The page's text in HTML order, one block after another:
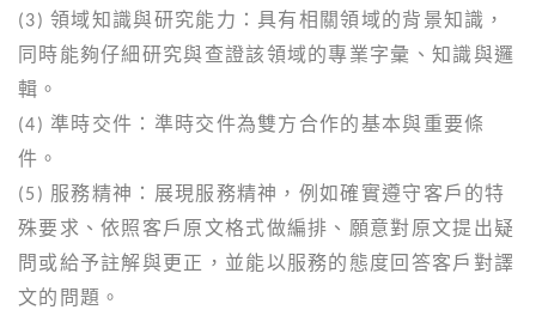
(3) 領域知識與研究能力：具有相關領域的背景知識，
同時能夠仔細研究與查證該領域的專業字彙、知識與邏
輯。
(4) 準時交件：準時交件為雙方合作的基本與重要條
件。
(5) 服務精神：展現服務精神，例如確實遵守客戶的特
殊要求、依照客戶原文格式做編排、願意對原文提出疑
問或給予註解與更正，並能以服務的態度回答客戶對譯
文的問題。